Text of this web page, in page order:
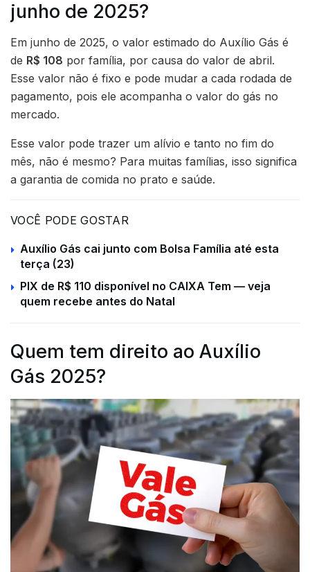
junho de 2025?
Em junho de 2025, o valor estimado do Auxílio Gás é
de R$ 108 por família, por causa do valor de abril.
Esse valor não é fixo e pode mudar a cada rodada de
pagamento, pois ele acompanha o valor do gás no
mercado.
Esse valor pode trazer um alívio e tanto no fim do
mês, não é mesmo? Para muitas famílias, isso significa
a garantia de comida no prato e saúde.
VOCÊ PODE GOSTAR
Auxílio Gás cai junto com Bolsa Família até esta
terça (23)
PIX de R$ 110 disponível no CAIXA Tem — veja
quem recebe antes do Natal
Quem tem direito ao Auxílio
Gás 2025?